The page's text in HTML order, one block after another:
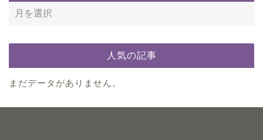
人気の記事
まだデータがありません。